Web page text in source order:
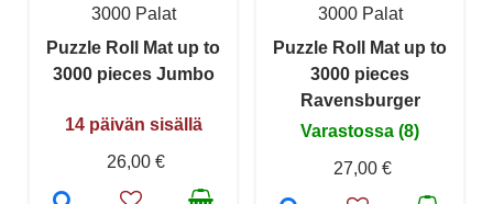
3000 Palat
Puzzle Roll Mat up to
3000 pieces Jumbo
14 päivän sisällä
26,00 €
3000 Palat
Puzzle Roll Mat up to
3000 pieces
Ravensburger
Varastossa (8)
27,00 €